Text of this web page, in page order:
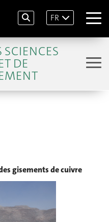
FR
SCIENCES
DE
gisements de cuivre